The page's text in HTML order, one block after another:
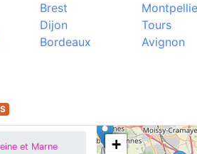
Brest
Dijon
Bordeaux
Tours
Avignon
et Marne
+